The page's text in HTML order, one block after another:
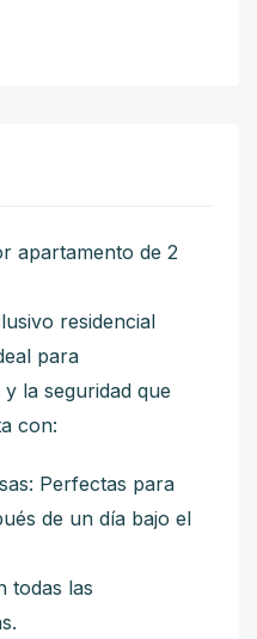
apartamento de 2
residencial
para
la seguridad que
con:
Perfectas para
de un día bajo el
todas las